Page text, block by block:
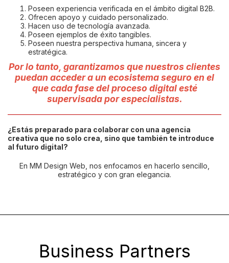
Poseen experiencia verificada en el ámbito digital B2B.
Ofrecen apoyo y cuidado personalizado.
Hacen uso de tecnología avanzada.
Poseen ejemplos de éxito tangibles.
Poseen nuestra perspectiva humana, sincera y
estratégica.
Por lo tanto, garantizamos que nuestros clientes
puedan acceder a un ecosistema seguro en el
que cada fase del proceso digital esté
supervisada por especialistas.
¿Estás preparado para colaborar con una agencia
creativa que no solo crea, sino que también te introduce
al futuro digital?
En MM Design Web, nos enfocamos en hacerlo sencillo,
estratégico y con gran elegancia.
Business Partners